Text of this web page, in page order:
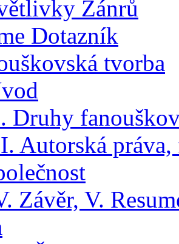
Žánrů
Dotazník
tvorba
Druhy
Autorská práva,
Závěr, V.